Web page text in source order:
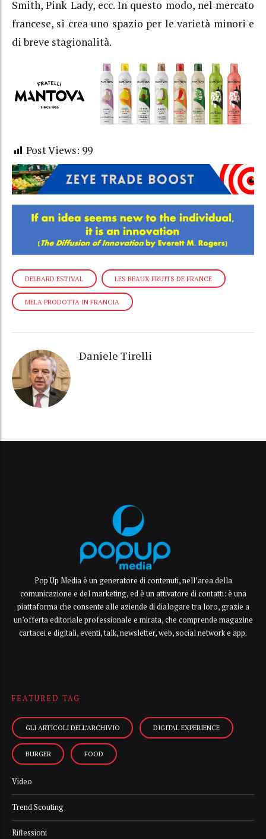
Smith, Pink Lady, ecc. In questo modo, nel mercato
francese, si crea uno spazio per le varietà minori e
di breve stagionalità.
Post Views: 99
DELBARD ESTIVAL LES BEAUX FRUITS DE FRANCE
MELA PRODOTTA IN FRANCIA
Daniele Tirelli
Pop Up Media è un generatore di contenuti, nell’area della
comunicazione e del marketing, ed è un attivatore di contatti: è una
piattaforma che consente alle aziende di dialogare tra loro, grazie a
un’offerta editoriale professionale e mirata, che comprende magazine
cartacei e digitali, eventi, talk, newsletter, web, social network e app.
FEATURED TAG
GLI ARTICOLI DELL’ARCHIVIO DIGITAL EXPERIENCE
BURGER FOOD
Video
Trend Scouting
Riflessioni